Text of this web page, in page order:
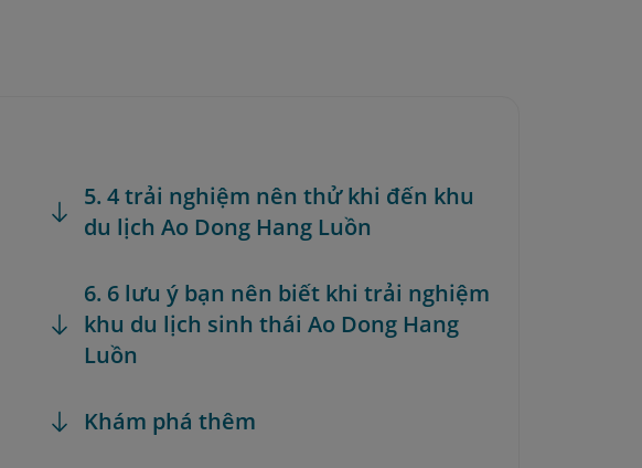
5. 4 trải nghiệm nên thử khi đến khu
du lịch Ao Dong Hang Luồn
6. 6 lưu ý bạn nên biết khi trải nghiệm
khu du lịch sinh thái Ao Dong Hang
Luồn
Khám phá thêm